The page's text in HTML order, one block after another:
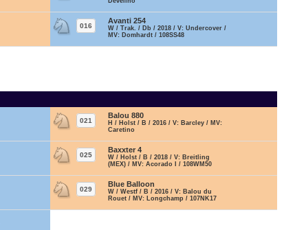
016
Avanti 254
W / Trak. / Db / 2018 / V: Undercover /
MV: Domhardt / 108SS48
021
Balou 880
H / Holst / B / 2016 / V: Barcley / MV:
Caretino
025
Baxxter 4
W / Holst / B / 2018 / V: Breitling
(MEX) / MV: Acorado I / 108WM50
029
Blue Balloon
W / Westf / B / 2016 / V: Balou du
Rouet / MV: Longchamp / 107NK17